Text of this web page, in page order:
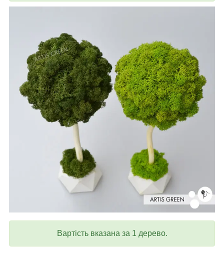
Вартість вказана за 1 дерево.